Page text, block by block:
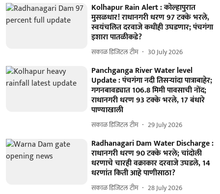
Kolhapur Rain Alert : कोल्हापुरात
मुसळधार! राधानगरी धरण 97 टक्के भरले,
स्वयंचलित दरवाजे कधीही उघडणार; पंचगंगा
इशारा पातळीकडे?
सकाळ डिजिटल टीम 30 July 2026
Panchganga River Water level
Update : पंचगंगा नदी तिसऱ्यांदा पात्राबाहेर;
गगनबावड्यात 106.8 मिमी पावसाची नोंद;
राधानगरी धरण 93 टक्के भरले, 17 बंधारे
पाण्याखाली
सकाळ डिजिटल टीम 29 July 2026
Radhanagari Dam Water Discharge :
राधानगरी धरण 90 टक्के भरले; चांदोली
धरणाचे चारही वक्राकार दरवाजे उघडले, 14
धरणांत किती आहे पाणीसाठा?
सकाळ डिजिटल टीम 28 July 2026